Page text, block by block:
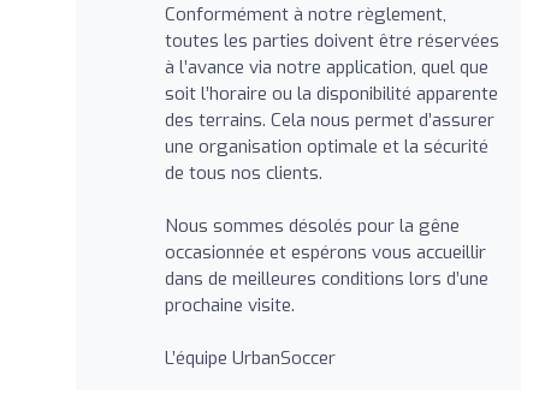
Conformément à notre règlement,
toutes les parties doivent être réservées
à l’avance via notre application, quel que
soit l’horaire ou la disponibilité apparente
des terrains. Cela nous permet d’assurer
une organisation optimale et la sécurité
de tous nos clients.
Nous sommes désolés pour la gêne
occasionnée et espérons vous accueillir
dans de meilleures conditions lors d’une
prochaine visite.
L’équipe UrbanSoccer